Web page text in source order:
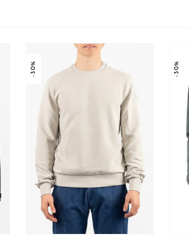
-30% -30%